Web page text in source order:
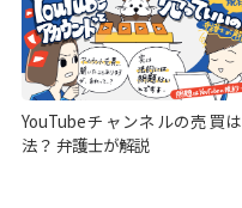
YouTubeチャンネルの売買
法？ 弁護士が解説